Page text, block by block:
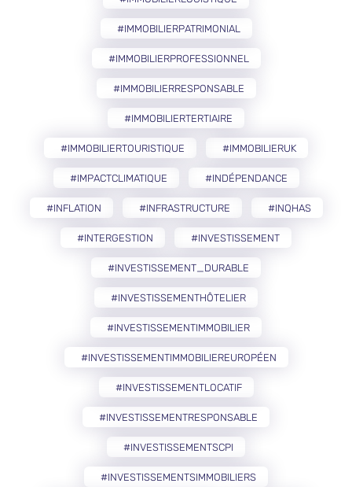
#IMMOBILIERPATRIMONIAL
#IMMOBILIERPROFESSIONNEL
#IMMOBILIERRESPONSABLE
#IMMOBILIERTERTIAIRE
#IMMOBILIERTOURISTIQUE #IMMOBILIERUK
#IMPACTCLIMATIQUE #INDÉPENDANCE
#INFLATION #INFRASTRUCTURE #INQHAS
#INTERGESTION #INVESTISSEMENT
#INVESTISSEMENT_DURABLE
#INVESTISSEMENTHÔTELIER
#INVESTISSEMENTIMMOBILIER
#INVESTISSEMENTIMMOBILIEREUROPÉEN
#INVESTISSEMENTLOCATIF
#INVESTISSEMENTRESPONSABLE
#INVESTISSEMENTSCPI
#INVESTISSEMENTSIMMOBILIERS